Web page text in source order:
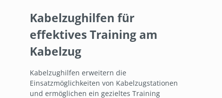
Kabelzughilfen für
effektives Training am
Kabelzug
Kabelzughilfen erweitern die
Einsatzmöglichkeiten von Kabelzugstationen
und ermöglichen ein gezieltes Training